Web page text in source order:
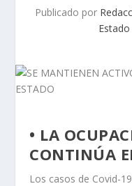
Publicado por
Estado
• LA
CONTINÚA
Los casos de Covid-